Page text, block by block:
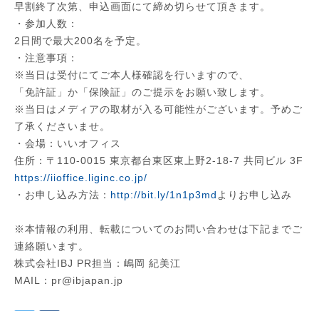
早割終了次第、申込画面にて締め切らせて頂きます。
・参加人数：
2日間で最大200名を予定。
・注意事項：
※当日は受付にてご本人様確認を行いますので、
「免許証」か「保険証」のご提示をお願い致します。
※当日はメディアの取材が入る可能性がございます。予めご
了承くださいませ。
・会場：いいオフィス
住所：〒110-0015 東京都台東区東上野2-18-7 共同ビル 3F
https://iioffice.liginc.co.jp/
・お申し込み方法： http://bit.ly/1n1p3mdよりお申し込み
※本情報の利用、転載についてのお問い合わせは下記までご
連絡願います。
株式会社IBJ PR担当：嶋岡 紀美江
MAIL：pr@ibjapan.jp